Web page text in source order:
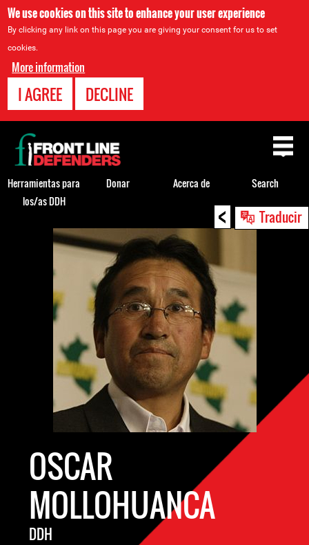
We use cookies on this site to enhance your user experience
By clicking any link on this page you are giving your consent for us to set
cookies.
More information
I AGREE DECLINE
< Traducir
Back
OSCAR
MOLLOHUANCA
DDH
Back
to
top
Herramientas para
los/as DDH
Donar Acerca de Search